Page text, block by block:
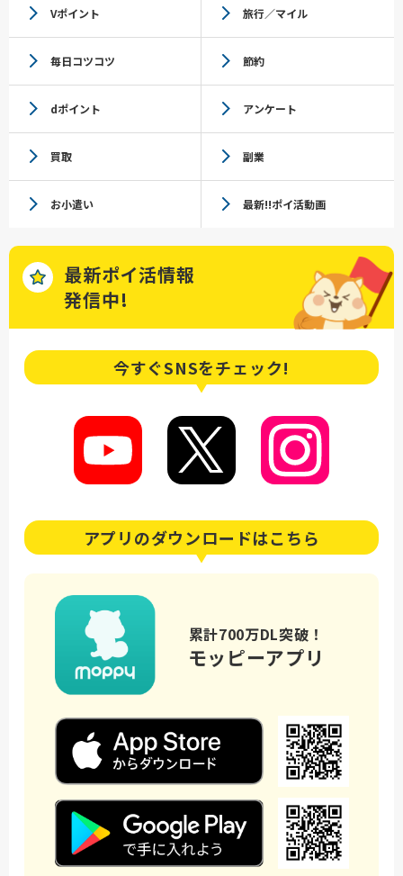
Vポイント 旅行／マイル
毎日コツコツ 節約
dポイント アンケート
買取 副業
お小遣い 最新!!ポイ活動画
最新ポイ活情報
発信中!
今すぐSNSをチェック!
アプリのダウンロードはこちら
累計700万DL突破！
モッピーアプリ